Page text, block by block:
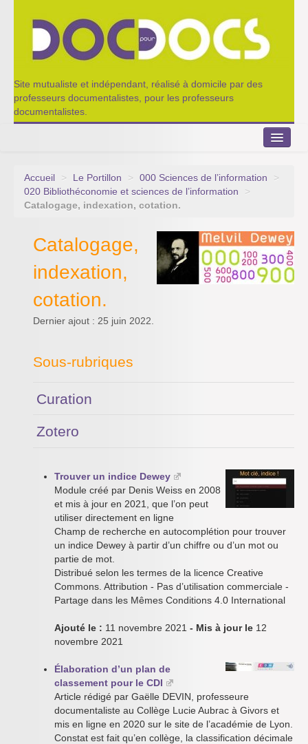
Site mutualiste et indépendant, réalisé à domicile par des
professeurs documentalistes, pour les professeurs
documentalistes.
Le Portillon
Appel à contribution
Nos outils de partage
Qui sommes-nous ?
Accueil > Le Portillon > 000 Sciences de l’information
>
020 Bibliothéconomie et sciences de l’information
>
Catalogage, indexation, cotation.
Catalogage,
indexation,
cotation.
Dernier ajout : 25 juin 2022.
Sous-rubriques
Curation
Zotero
Trouver un indice Dewey
Module créé par Denis Weiss en 2008
et mis à jour en 2021, que l’on peut
utiliser directement en ligne
Champ de recherche en autocomplétion pour trouver
un indice Dewey à partir d’un chiffre ou d’un mot ou
partie de mot.
Distribué selon les termes de la licence Creative
Commons. Attribution - Pas d’utilisation commerciale -
Partage dans les Mêmes Conditions 4.0 International
Ajouté le : 11 novembre 2021 - Mis à jour le 12
novembre 2021
Élaboration d’un plan de
classement pour le CDI
Article rédigé par Gaëlle DEVIN, professeure
documentaliste au Collège Lucie Aubrac à Givors et
mis en ligne en 2020 sur le site de l’académie de Lyon.
Constat est fait qu’en collège, la classification décimale